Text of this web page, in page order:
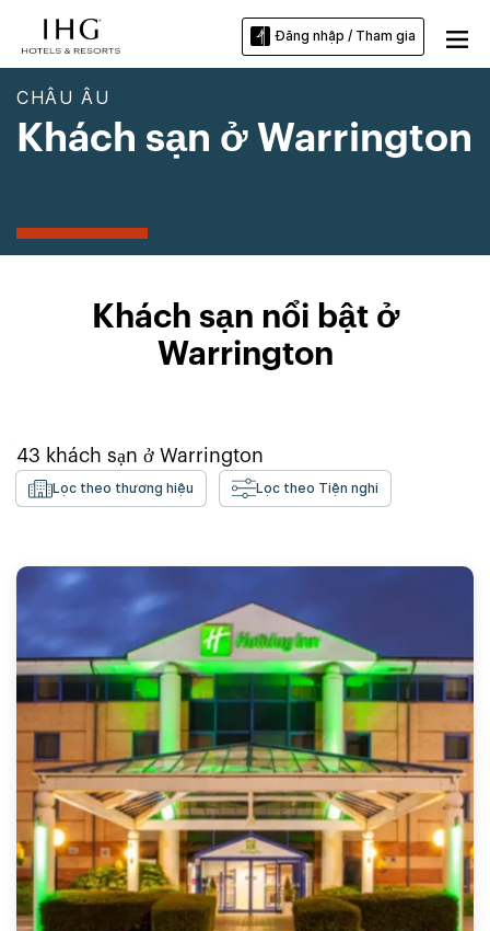
Đăng nhập / Tham gia
CHÂU ÂU
Khách sạn ở Warrington
Khách sạn nổi bật ở
Warrington
43 khách sạn ở Warrington
Lọc theo thương hiệu Lọc theo Tiện nghi